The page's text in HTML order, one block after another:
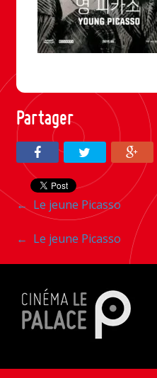
Partager
Navigation
entre
les
articles
← Le jeune Picasso
Navigation
entre
les
articles
← Le jeune Picasso